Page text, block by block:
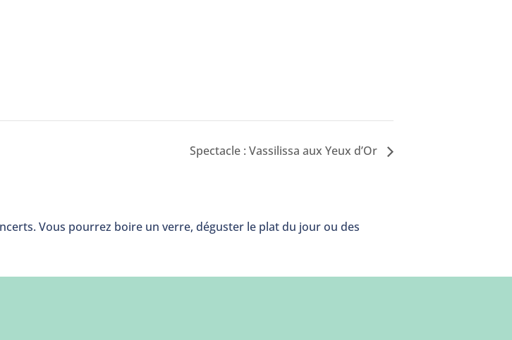
Spectacle : Vassilissa aux Yeux d’Or
Vous pourrez boire un verre, déguster le plat du jour ou des